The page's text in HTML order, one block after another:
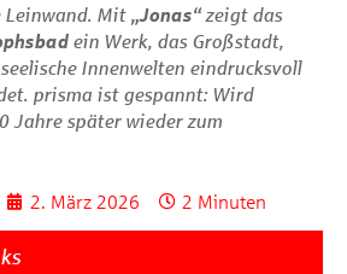
Leinwand. Mit „Jonas“zeigt das
ein Werk, das Großstadt,
Innenwelten eindrucksvoll
prisma ist gespannt: Wird
Jahre später wieder zum
2. März 2026 2 Minuten